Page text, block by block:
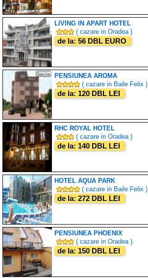
LIVING IN APART HOTEL
( cazare in Oradea )
de la: 56 DBL EURO
PENSIUNEA AROMA
( cazare in Baile Felix )
de la: 120 DBL LEI
RHC ROYAL HOTEL
( cazare in Oradea )
de la: 140 DBL LEI
HOTEL AQUA PARK
( cazare in Baile Felix )
de la: 272 DBL LEI
PENSIUNEA PHOENIX
( cazare in Oradea )
de la: 150 DBL LEI